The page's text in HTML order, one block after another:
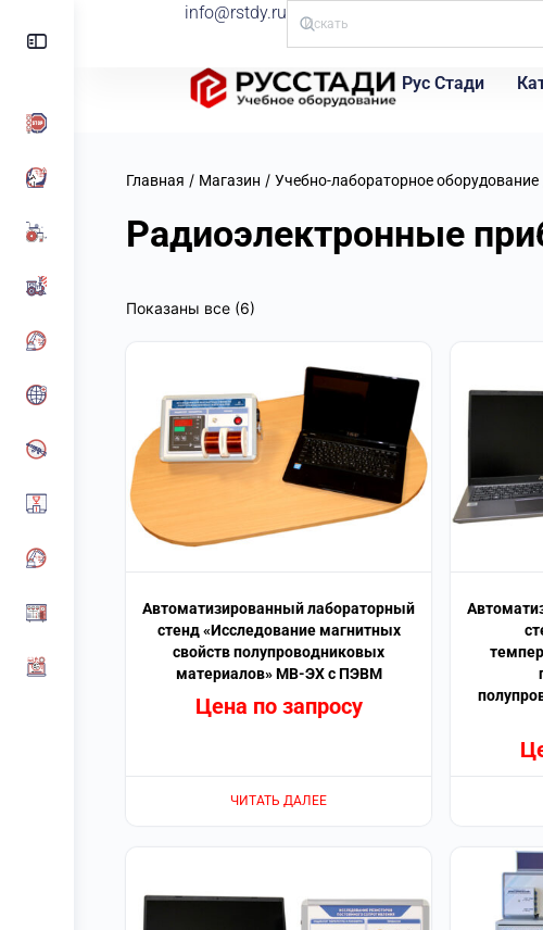
info@rstdy.ru
Рус Стади
Главная / Магазин / Учебно-лабораторное оборудование
Радиоэлектронные
Показаны все (6)
Автоматизированный лабораторный
стенд «Исследование магнитных
свойств полупроводниковых
материалов» МВ-ЭХ с ПЭВМ
Цена по запросу
ЧИТАТЬ ДАЛЕЕ